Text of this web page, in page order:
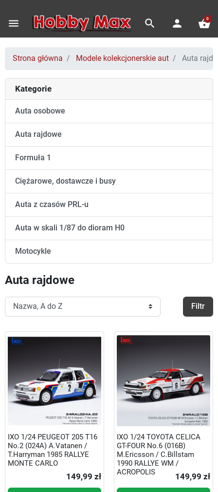
menu search person shopping_basket
0
Strona główna Modele kolekcjonerskie aut Auta
Kategorie
Auta osobowe
Auta rajdowe
Formuła 1
Ciężarowe, dostawcze i busy
Auta z czasów PRL-u
Auta w skali 1/87 do dioram H0
Motocykle
Auta rajdowe
Filtr
IXO 1/24 PEUGEOT 205 T16
No.2 (024A) A.Vatanen /
T.Harryman 1985 RALLYE
MONTE CARLO
149,99 zł
IXO 1/24 TOYOTA CELICA
GT-FOUR No.6 (016B)
M.Ericsson / C.Billstam
1990 RALLYE WM /
ACROPOLIS
149,99 zł